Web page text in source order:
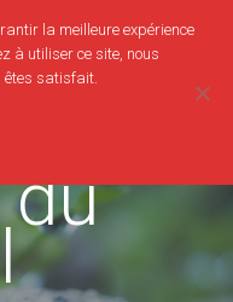
0
0,00€
la meilleure expérience
à utiliser ce site, nous
êtes satisfait.